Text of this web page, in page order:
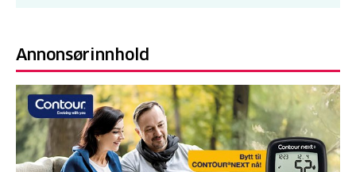
Annonsørinnhold